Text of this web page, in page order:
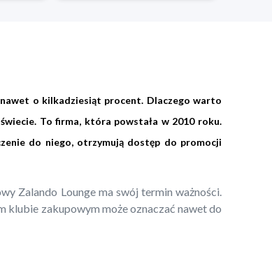
o kilkadziesiąt procent. Dlaczego warto
To firma, która powstała w 2010 roku.
do niego, otrzymują dostęp do promocji
Zalando Lounge ma swój termin ważności.
klubie zakupowym może oznaczać nawet do